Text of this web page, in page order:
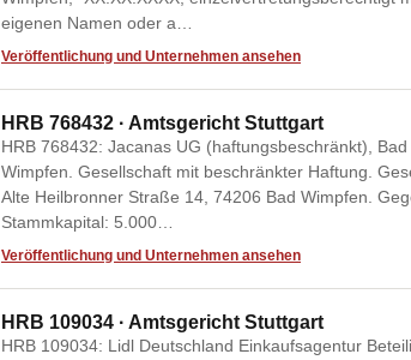
eigenen Namen oder a…
Veröffentlichung und Unternehmen ansehen
HRB 768432 · Amtsgericht Stuttgart
HRB 768432: Jacanas UG (haftungsbeschränkt),
Wimpfen. Gesellschaft mit beschränkter Haftung.
Alte Heilbronner Straße 14, 74206 Bad Wimpfen.
Stammkapital: 5.000…
Veröffentlichung und Unternehmen ansehen
HRB 109034 · Amtsgericht Stuttgart
HRB 109034: Lidl Deutschland Einkaufsagentur